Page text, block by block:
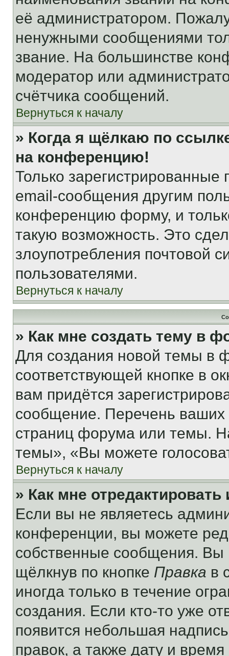
её администратором.
ненужными сообщениями
звание. На большинстве
модератор или
счётчика сообщений.
Вернуться к началу
» Когда я щёлкаю по
на конференцию!
Только зарегистрированные
email-сообщения другим
конференцию форму, и
такую возможность. Это
злоупотребления почтовой
пользователями.
Вернуться к началу
» Как мне создать тему в
Для создания новой темы в
соответствующей кнопке в
вам придётся
сообщение. Перечень ваших
страниц форума или темы.
темы», «Вы можете
Вернуться к началу
» Как мне
Если вы не являетесь
конференции, вы можете
собственные сообщения. Вы
щёлкнув по кнопке Правка в
иногда только в течение
создания. Если кто-то уже
появится небольшая
правок, а также дату и